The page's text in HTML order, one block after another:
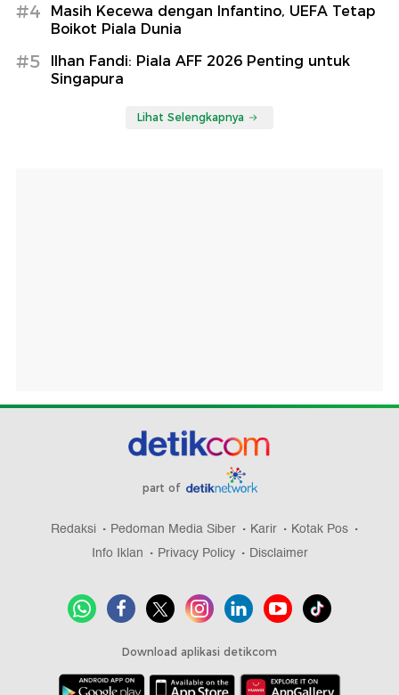
#4
Masih Kecewa dengan Infantino, UEFA Tetap
Boikot Piala Dunia
#5
Ilhan Fandi: Piala AFF 2026 Penting untuk
Singapura
Lihat Selengkapnya
part of
Redaksi Pedoman Media Siber Karir
Kotak Pos
Info Iklan
Privacy Policy Disclaimer
Download aplikasi detikcom